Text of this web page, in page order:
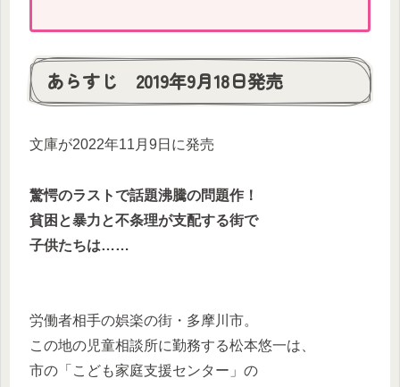
あらすじ 2019年9月18日発売
文庫が2022年11月9日に発売
驚愕のラストで話題沸騰の問題作！
貧困と暴力と不条理が支配する街で
子供たちは……
労働者相手の娯楽の街・多摩川市。
この地の児童相談所に勤務する松本悠一は、
市の「こども家庭支援センター」の